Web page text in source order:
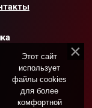
Этот сайт
использует
файлы cookies
для более
комфортной